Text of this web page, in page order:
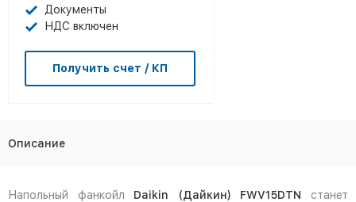
Документы
НДС включен
Получить счет / КП
Описание
Напольный фанкойл Daikin (Дайкин) FWV15DTN станет